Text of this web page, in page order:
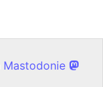
Mastodonie